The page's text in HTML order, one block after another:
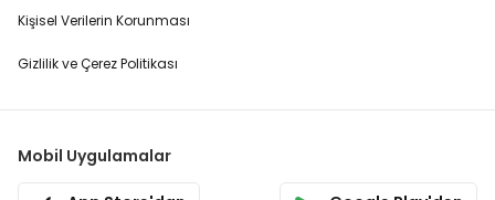
Kişisel Verilerin Korunması
Gizlilik ve Çerez Politikası
Mobil Uygulamalar